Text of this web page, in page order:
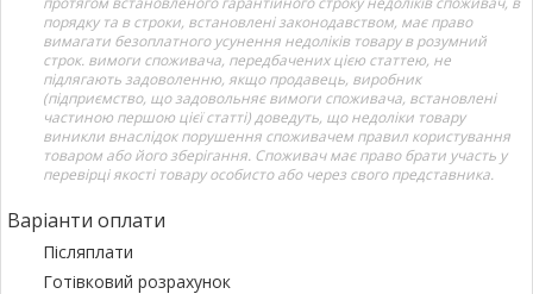
порядку та в строки, встановлені законодавством, має право
вимагати безоплатного усунення недоліків товару в розумний
строк. вимоги споживача, передбачених цією статтею, не
підлягають задоволенню, якщо продавець, виробник
(підприємство, що задовольняє вимоги споживача, встановлені
частиною першою цієї статті) доведуть, що недоліки товару
виникли внаслідок порушення споживачем правил користування
товаром або його зберігання. Споживач має право брати участь у
перевірці якості товару особисто або через свого представника.
Варіанти оплати
Післяплати
Готівковий розрахунок